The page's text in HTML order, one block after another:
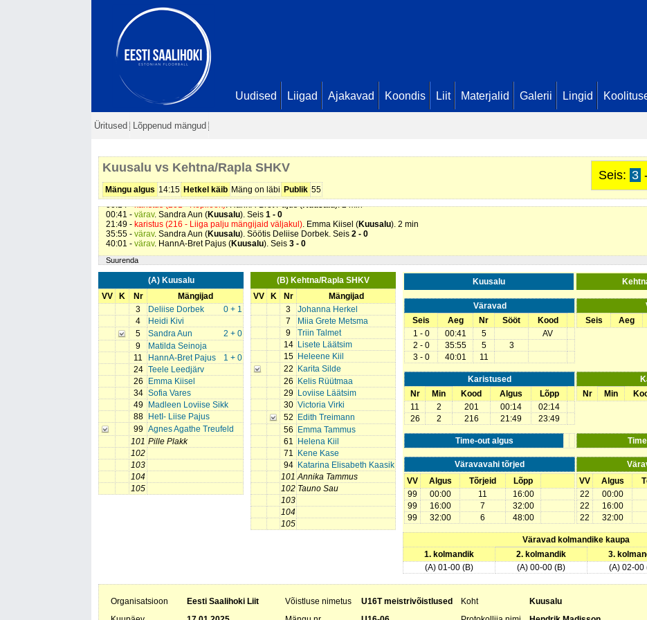
Uudised Liigad Ajakavad Koondis Liit Materjalid Galerii Lingid
Üritused Lõppenud mängud
Seis: 3
Kuusalu vs Kehtna/Rapla SHKV
Mängu algus 14:15 Hetkel käib Mäng on läbi Publik 55
00:14 -karistus (201 - Kepilöök). HannA-Bret Pajus (Kuusalu). 2 min
00:41 - värav. Sandra Aun (Kuusalu). Seis 1 - 0
21:49 - karistus (216 - Liiga palju mängijaid väljakul). Emma Kiisel (Kuusalu). 2 min
35:55 - värav. Sandra Aun (Kuusalu). Söötis Deliise Dorbek. Seis 2 - 0
40:01 - värav. HannA-Bret Pajus (Kuusalu). Seis 3 - 0
Suurenda
(A) Kuusalu
VV
K Nr
Mängijad
3
0 + 1
Deliise Dorbek
4
Heidi Kivi
5
2 + 0
Sandra Aun
9
Matilda Seinoja
11
1 + 0
HannA-Bret Pajus
24 Teele Leedjärv
26
Emma Kiisel
34 Sofia Vares
49
Madleen Loviise Sikk
88
HetI- Liise Pajus
99 Agnes Agathe Treufeld
101 Pille Plakk
102
103
104
105
(B) Kehtna/Rapla SHKV
VV
K Nr
Mängijad
3
Johanna Herkel
7
Miia Grete Metsma
9
Triin Talmet
14
Lisete Läätsim
15
Heleene Kiil
22
Karita Silde
26
Kelis Rüütmaa
29
Loviise Läätsim
30 Victoria Virki
52
Edith Treimann
56
Emma Tammus
61
Helena Kiil
71
Kene Kase
94
Katarina Elisabeth Kaasik
101 Annika Tammus
102 Tauno Sau
103
104
105
Kuusalu
Väravad
Seis
Aeg Nr Sööt
Kood
1 - 0
00:41 5
AV
2 - 0
35:55 5
3
3 - 0
40:01 11
Seis
Aeg
Karistused
Nr
Min Kood Algus
Lõpp
11
2 201 00:14
02:14
26
2 216 21:49 23:49
Nr
Min
Time-out algus
Väravavahi tõrjed
VV
Algus Tõrjeid
Lõpp
99
00:00 11
16:00
99
16:00 7
32:00
99
32:00 6 48:00
VV Algus
22
00:00
22
16:00
22
32:00
Väravad kolmandike kaupa
1. kolmandik
2. kolmandik 3.
(A) 01-00 (B)
(A) 00-00 (B) (A) 02-00
Organisatsioon Eesti Saalihoki Liit Võistluse nimetus U16T meistrivõistlused Koht
Kuusalu